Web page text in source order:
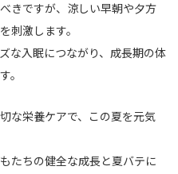
きですが、涼しい早朝や夕方
刺激します。
な入眠につながり、成長期の体
。
な栄養ケアで、この夏を元気
たちの健全な成長と夏バテに